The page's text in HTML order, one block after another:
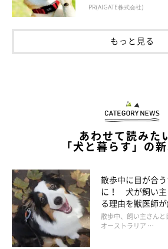
メリット
（子どもがいる場合）情操教育によい
認知症の進行抑制につながる
幸せホルモン「オキシトシン」が分泌
など
PR(AIGATE株式会社)
もっと見る
あわせて読みた
「犬と暮らす」の
散歩中に目が合
に！ 犬が飼い主
る理由を獣医師
散歩中、飼い主さん
オーストラリア …